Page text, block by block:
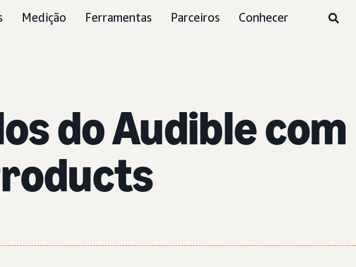
Medição Ferramentas Parceiros Conhecer
do Audible com